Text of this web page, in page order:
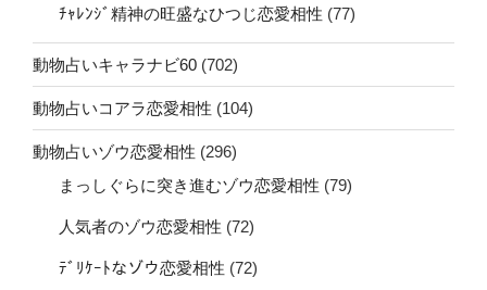
ﾁｬﾚﾝｼﾞ精神の旺盛なひつじ恋愛相性 (77)
動物占いキャラナビ60 (702)
動物占いコアラ恋愛相性 (104)
動物占いゾウ恋愛相性 (296)
まっしぐらに突き進むゾウ恋愛相性 (79)
人気者のゾウ恋愛相性 (72)
ﾃﾞﾘｹｰﾄなゾウ恋愛相性 (72)